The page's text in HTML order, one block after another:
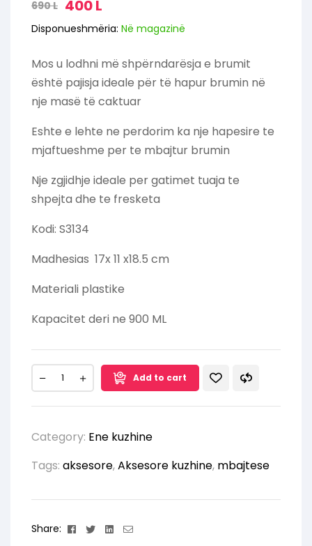
690L 400L
Disponueshmëria: Në magazinë
Mos u lodhni më shpërndarësja e brumit
është pajisja ideale për të hapur brumin në
nje masë të caktuar
Eshte e lehte ne perdorim ka nje hapesire te
mjaftueshme per te mbajtur brumin
Nje zgjidhje ideale per gatimet tuaja te
shpejta dhe te fresketa
Kodi: S3134
Madhesias 17x 11 x18.5 cm
Materiali plastike
Kapacitet deri ne 900 ML
Add to cart
Category: Ene kuzhine
Tags: aksesore,Aksesore kuzhine, mbajtese
Share: Facebook
TwitterLinkedin
Email